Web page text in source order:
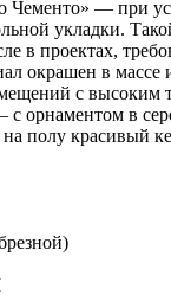
Чементо» — при
укладки.
в проектах,
окрашен в массе
с высоким
орнаментом в
полу красивый